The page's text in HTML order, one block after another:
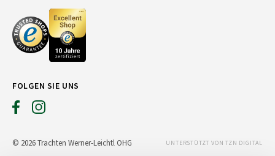
FOLGEN SIE UNS
© 2026 Trachten Werner-Leichtl OHG UNTERSTÜTZT VON TZN DIGITAL